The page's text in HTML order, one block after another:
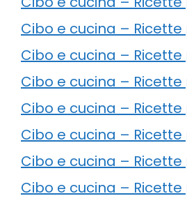
Cibo e cucina –
Cibo e cucina –
Cibo e cucina –
Cibo e cucina –
Cibo e cucina –
Cibo e cucina –
Cibo e cucina –